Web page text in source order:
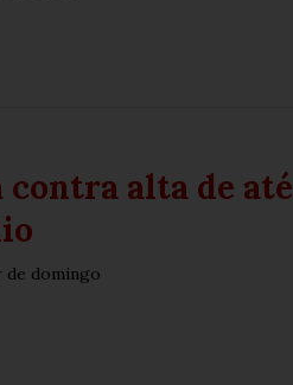
contra alta de até
de domingo